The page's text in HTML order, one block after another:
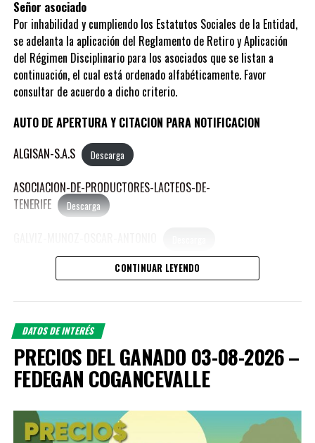
Señor asociado
Por inhabilidad y cumpliendo los Estatutos Sociales de la Entidad,
se adelanta la aplicación del Reglamento de Retiro y Aplicación
del Régimen Disciplinario para los asociados que se listan a
continuación, el cual está ordenado alfabéticamente. Favor
consultar de acuerdo a dicho criterio.
AUTO DE APERTURA Y CITACION PARA NOTIFICACION
ALGISAN-S.A.S
Descarga
ASOCIACION-DE-PRODUCTORES-LACTEOS-DE-
TENERIFE
Descarga
HENAO-GONZALES-CARLOS-ANDRES Descarga
MEJIA-ALVARADO-MANUEL-JOSE Descarga
MEJIA-SIERRA-REINA-LUCIA
MORALES-AGUDELO-JORGE-ANDRES Descarga
OROZCO-ZAPATA-PAULO-ANDRES Descarga
CONTINUAR LEYENDO
DATOS DE INTERÉS
PRECIOS DEL GANADO 03-08-2026 –
FEDEGAN COGANCEVALLE